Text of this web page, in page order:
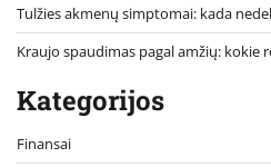
Tulžies akmenų simptomai: kada
Kraujo spaudimas pagal amžių: kokie
Kategorijos
Finansai